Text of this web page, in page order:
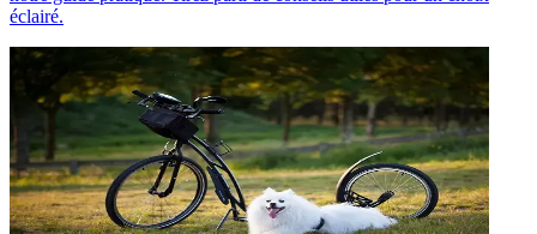
éclairé.